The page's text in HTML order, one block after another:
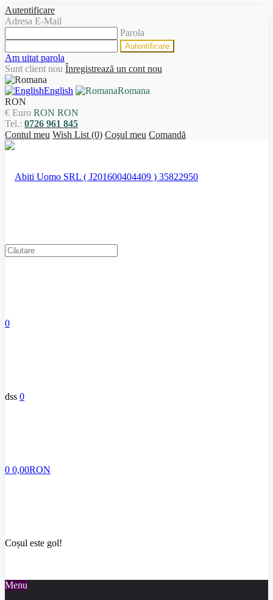
Autentificare
Adresa E-Mail
Parola
Am uitat parola
Sunt client nou Înregistrează un cont nou
English
Romana
RON
€ Euro RON RON
Tel.: 0726 961 845
Contul meu Wish List (0) Coşul meu Comandă
0
dss 0
0 0,00RON
Coșul este gol!
Menu